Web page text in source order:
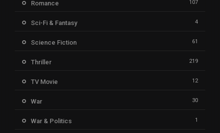
Romance 107
Sci-Fi & Fantasy 4
Science Fiction 61
Thriller 219
TV Movie 12
War 30
War & Politics 1